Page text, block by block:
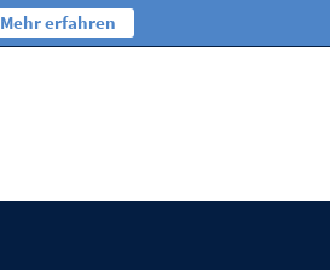
Mehr erfahren